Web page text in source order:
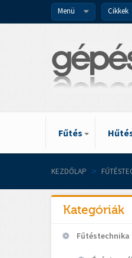
Menü Cikkek
Fűtés
KEZDŐLAP >
Kategóriák
Fűtéstechnika